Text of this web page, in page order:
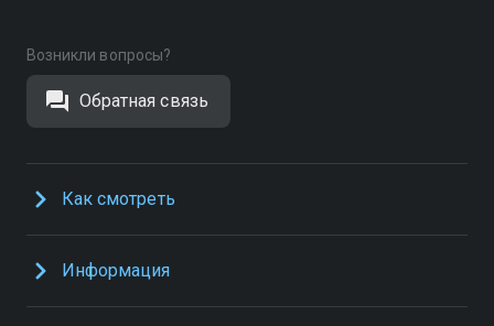
Возникли вопросы?
Обратная связь
Как смотреть
Информация